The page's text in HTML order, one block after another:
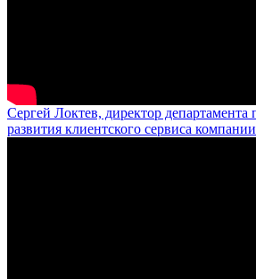
Сергей Локтев, директор
развития клиентского сервиса